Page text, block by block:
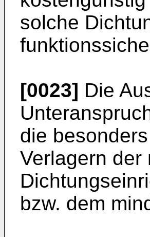
solche
[0023] Die
die
Verlagern der
bzw. dem